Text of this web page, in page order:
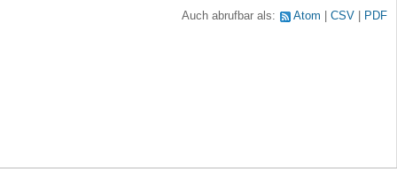
Auch abrufbar als: Atom CSV PDF